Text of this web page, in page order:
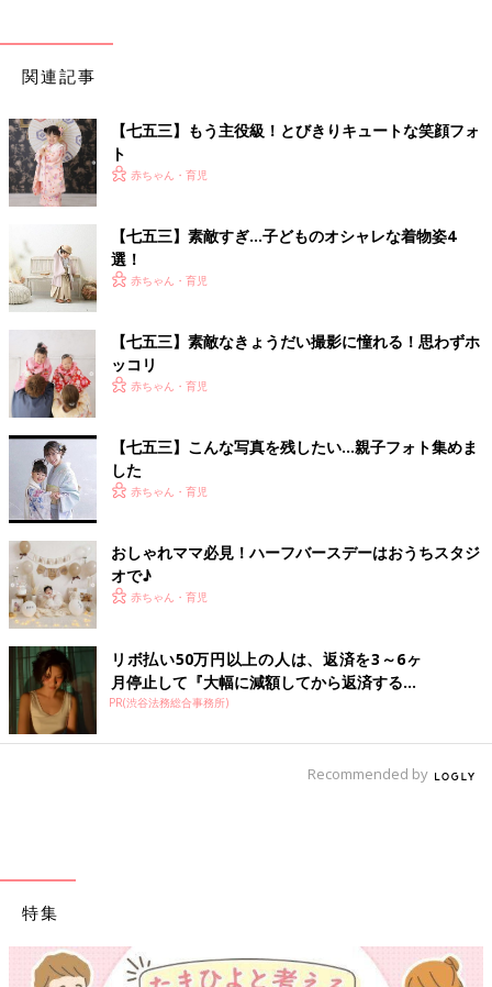
関連記事
【七五三】もう主役級！とびきりキュートな笑顔フォ
ト
赤ちゃん・育児
【七五三】素敵すぎ…子どものオシャレな着物姿4
選！
赤ちゃん・育児
【七五三】素敵なきょうだい撮影に憧れる！思わずホ
ッコリ
赤ちゃん・育児
【七五三】こんな写真を残したい…親子フォト集めま
した
赤ちゃん・育児
おしゃれママ必見！ハーフバースデーはおうちスタジ
オで♪
赤ちゃん・育児
リボ払い50万円以上の人は、返済を3～6ヶ
月停止して『大幅に減額してから返済する...
PR(渋谷法務総合事務所)
Recommended by
特集
【ワクチン接種できるものも】妊婦の感染症対策、知っておいて！